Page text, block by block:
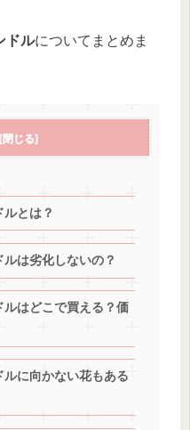
ドルについてまとめま
とは？
は劣化しないの？
はどこで買える？価
に向かない花もある